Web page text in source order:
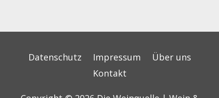
Datenschutz Impressum
Über uns
Kontakt